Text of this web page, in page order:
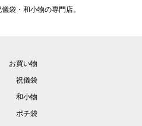
袋・和小物の専門店。
お買い物
祝儀袋
和小物
ポチ袋